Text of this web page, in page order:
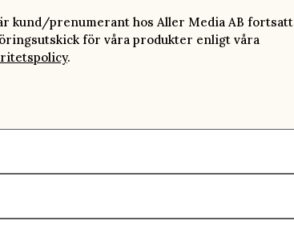
kund/prenumerant hos Aller Media AB fortsatt
för våra produkter enligt våra
.